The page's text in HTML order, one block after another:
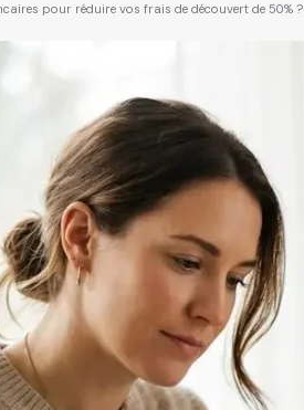
pour réduire vos frais de découvert de 50% ?